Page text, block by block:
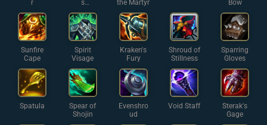
r
s
Deathcap
the Martyr
Bow
Sunfire
Cape
Spirit
Visage
Kraken's
Fury
Shroud of
Stillness
Sparring
Gloves
Spatula
Spear of
Shojin
Evenshro
ud
Void Staff
Sterak's
Gage